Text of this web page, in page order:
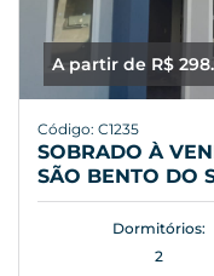
A partir de R$
Código: C1235
SOBRADO À
SÃO BENTO DO
Dormitórios:
2